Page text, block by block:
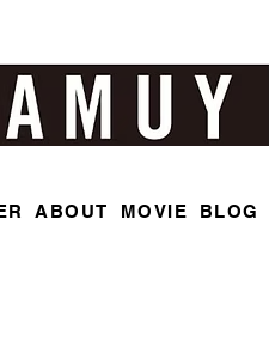
ABOUT MOVIE BLOG